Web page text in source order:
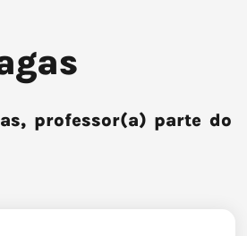
professor(a) parte do